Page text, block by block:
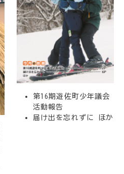
第16期遊佐町少年議会
活動報告
届け出を忘れずに ほか